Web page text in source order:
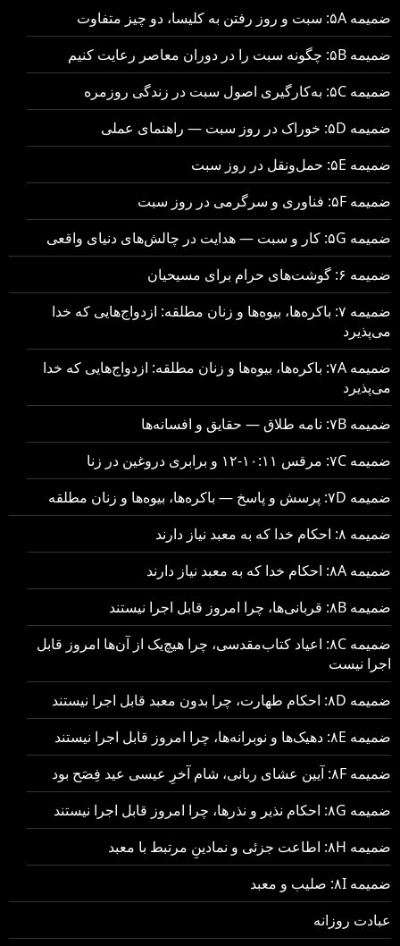
ضمیمه ۵A: سبت و روز رفتن به کلیسا، دو چیز متفاوت
ضمیمه ۵B: چگونه سبت را در دوران معاصر رعایت کنیم
ضمیمه ۵C: به‌کارگیری اصول سبت در زندگی روزمره
ضمیمه ۵D: خوراک در روز سبت — راهنمای عملی
ضمیمه ۵E: حمل‌ونقل در روز سبت
ضمیمه ۵F: فناوری و سرگرمی در روز سبت
ضمیمه ۵G: کار و سبت — هدایت در چالش‌های دنیای واقعی
ضمیمه ۶: گوشت‌های حرام برای مسیحیان
ضمیمه ۷: باکره‌ها، بیوه‌ها و زنان مطلقه: ازدواج‌هایی که خدا
می‌پذیرد
ضمیمه ۷A: باکره‌ها، بیوه‌ها و زنان مطلقه: ازدواج‌هایی که خدا
می‌پذیرد
ضمیمه ۷B: نامه طلاق — حقایق و افسانه‌ها
ضمیمه ۷C: مرقس ۱۰:۱۱-۱۲ و برابری دروغین در زنا
ضمیمه ۷D: پرسش و پاسخ — باکره‌ها، بیوه‌ها و زنان مطلقه
ضمیمه ۸: احکام خدا که به معبد نیاز دارند
ضمیمه ۸A: احکام خدا که به معبد نیاز دارند
ضمیمه ۸B: قربانی‌ها، چرا امروز قابل اجرا نیستند
ضمیمه ۸C: اعیاد کتاب‌مقدسی، چرا هیچ‌یک از آن‌ها امروز قابل
اجرا نیست
ضمیمه ۸D: احکام طهارت، چرا بدون معبد قابل اجرا نیستند
ضمیمه ۸E: دهیک‌ها و نوبرانه‌ها، چرا امروز قابل اجرا نیستند
ضمیمه ۸F: آیین عشای ربانی، شام آخرِ عیسی عید فِصَح بود
ضمیمه ۸G: احکام نذیر و نذرها، چرا امروز قابل اجرا نیستند
ضمیمه ۸H: اطاعت جزئی و نمادینِ مرتبط با معبد
ضمیمه ۸I: صلیب و معبد
عبادت روزانه